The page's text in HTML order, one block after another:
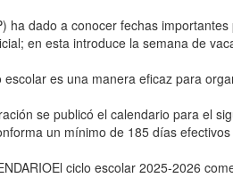
ha dado a conocer fechas
en esta introduce la semana de
es una manera eficaz para
se publicó el calendario para el
un mínimo de 185 días
ciclo escolar 2025-2026